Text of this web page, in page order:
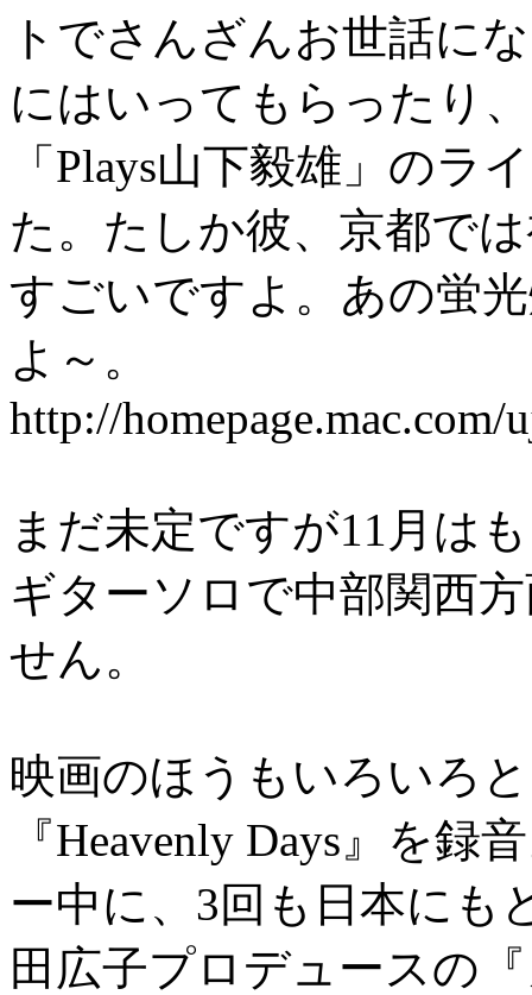
トでさんざんお世話に
にはいってもらったり
「Plays山下毅雄」のラ
た。たしか彼、京都で
すごいですよ。あの蛍
よ～。
http://
まだ未定ですが11月は
ギターソロで中部関西
せん。
映画のほうもいろいろ
『Heavenly Days』を
ー中に、3回も日本にも
田広子プロデュースの